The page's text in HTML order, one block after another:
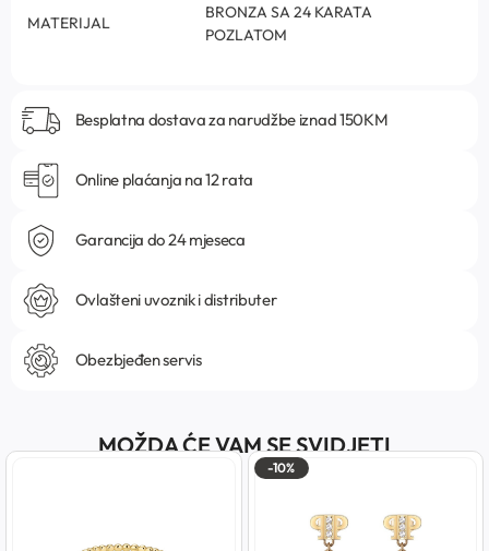
MATERIJAL
BRONZA SA 24 KARATA
POZLATOM
Besplatna dostava za narudžbe iznad 150KM
Online plaćanja na 12 rata
Garancija do 24 mjeseca
Ovlašteni uvoznik i distributer
Obezbjeđen servis
MOŽDA ĆE VAM SE SVIDJETI
-10%